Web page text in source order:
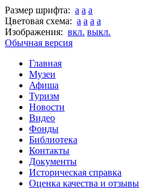
Размер шрифта: a a a
Цветовая схема: a a a a
Изображения: вкл. выкл.
Обычная версия
Главная
Музеи
Афиша
Туризм
Новости
Видео
Фонды
Библиотека
Контакты
Документы
Историческая справка
Оценка качества и отзывы